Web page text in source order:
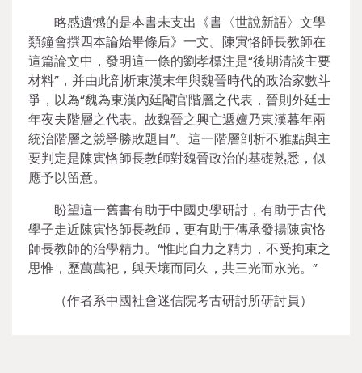
略感遺憾的是本書未支出《書〈世說新語〉文學
類鐘會撰四本論始畢條后》一文。陳寅恪師長教師在
這篇論文中，發明這一條的劉孝標注是“後期清談主要
材料”，并由此剖析東漢末年與魏晉時代的政治家數斗
爭，以為“魏為東漢內廷閹官階層之代表，晉則外廷士
年夜夫階層之代表。故魏晉之興亡遞嬗乃東漢暮年兩
統治階層之競爭勝敗題目”。這一階層剖析不雅點與主
要判定是陳寅恪師長教師對魏晉政治的基礎熟悉，似
應予以留意。
盼望這一舊書有助于中國史學研討，有助于古代
學子走近陳寅恪師長教師，更有助于傳承發揚陳寅恪
師長教師的治學精力。“惟此自力之精力，不受拘束之
思惟，歷萬萬祀，與天壤而同久，共三光而永光。”
（作者系中國社會迷信院考古研討所研討員）